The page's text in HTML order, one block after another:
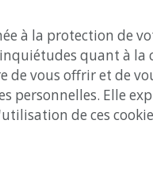
à la protection de
quant à
de vous offrir et de
Elle
de ces